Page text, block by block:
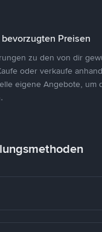
Preisen
zu den von dir
oder verkaufe
eigene Angebote, um